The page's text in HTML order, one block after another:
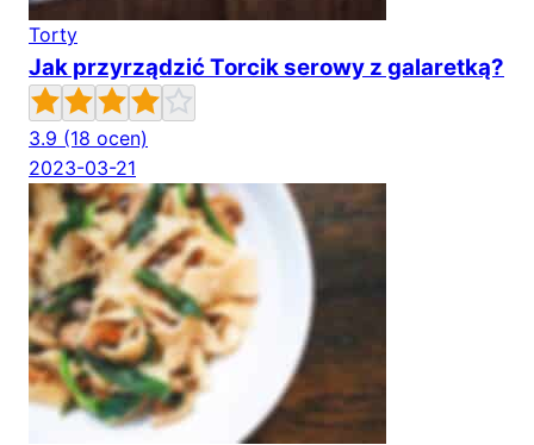
Torty
Jak przyrządzić Torcik serowy z galaretką?
3.9 (18 ocen)
2023-03-21